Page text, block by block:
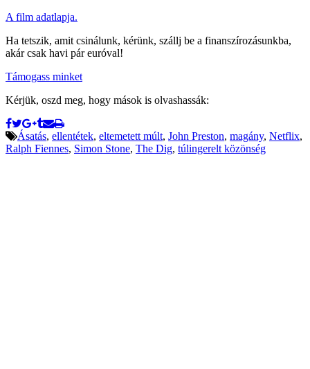
A film adatlapja.
Ha tetszik, amit csinálunk, kérünk, szállj be a finanszírozásunkba,
akár csak havi pár euróval!
Támogass minket
Kérjük, oszd meg, hogy mások is olvashassák:
Ásatás, ellentétek, eltemetett múlt, John Preston, magány, Netflix,
Ralph Fiennes, Simon Stone, The Dig, túlingerelt közönség